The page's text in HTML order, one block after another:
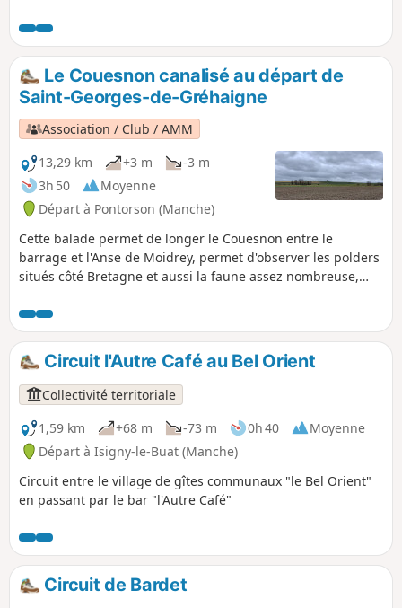
Le Couesnon canalisé au départ de
Saint-Georges-de-Gréhaigne
Association / Club / AMM
13,29 km
+3 m
-3 m
3h 50
Moyenne
Départ à Pontorson (Manche)
Cette balade permet de longer le Couesnon entre le
barrage et l'Anse de Moidrey, permet d'observer les polders
situés côté Bretagne et aussi la faune assez nombreuse,
nommé Lerra Fluvius, le Couesnon prend sa source dans la
commune de Saint-Pierre-des-Landes en Mayenne, à la
Fontaine de Couesnette à 200 mètres au-dessus du niveau
de la mer. Le Couesnon est canalisé en 1867, les bateaux
remontent le fleuve jusqu'au port de Pontorson. Le premier
barrage édifié en 1969 avait pour objectif de stopper la
remontée de la marée dans le lit du fleuve, qui à forts
coefficients provoquaient des inondations. Il est démoli en
2008 et remplacé par le Barrage du Couesnon dans le cadre
de l'opération de rétablissement du caractère maritime du
Mont-Saint-Michel.
Circuit l'Autre Café au Bel Orient
Collectivité territoriale
1,59 km
+68 m -73 m 0h 40
Moyenne
Départ à Isigny-le-Buat (Manche)
Circuit entre le village de gîtes communaux "le Bel Orient"
en passant par le bar "l'Autre Café"
Circuit de Bardet